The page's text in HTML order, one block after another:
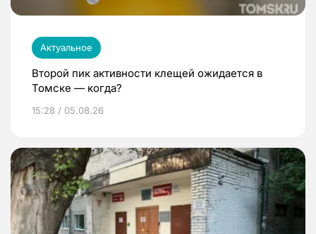
Актуальное
Второй пик активности клещей ожидается в
Томске — когда?
15:28 / 05.08.26